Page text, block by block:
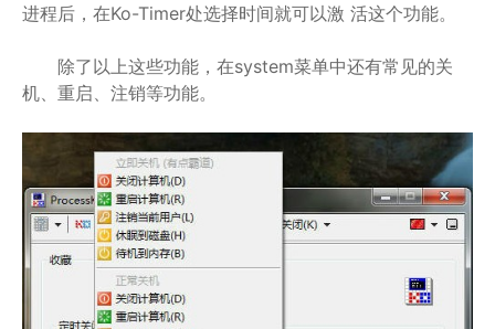
进程后，在Ko-Timer处选择时间就可以激 活这个功能。
除了以上这些功能，在system菜单中还有常见的关
机、重启、注销等功能。